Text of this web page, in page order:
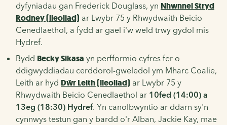
dyfyniadau gan Frederick Douglass, yn Nhwnnel Stryd
Rodney (lleoliad) ar Lwybr 75 y Rhwydwaith Beicio
Cenedlaethol, a fydd ar gael i'w weld trwy gydol mis
Hydref.
Bydd Becky Sikasa yn perfformio cyfres fer o
ddigwyddiadau cerddorol-gweledol ym Mharc Coalie,
Leith ar hyd Dŵr Leith (lleoliad) ar Lwybr 75 y
Rhwydwaith Beicio Cenedlaethol ar 10fed (14:00) a
13eg (18:30) Hydref. Yn canolbwyntio ar ddarn sy'n
cynnwys testun gan y bardd o'r Alban, Jackie Kay, mae